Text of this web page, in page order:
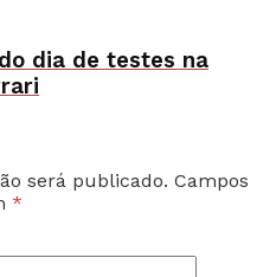
dia de testes na
será publicado. Campos
*